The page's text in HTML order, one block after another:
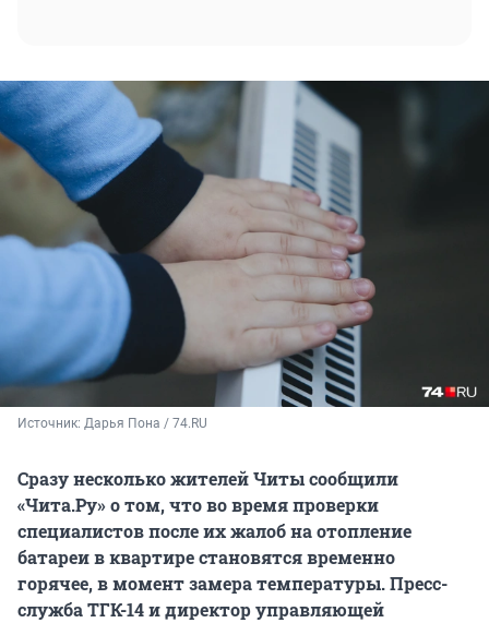
Источник: Дарья Пона / 74.RU
Сразу несколько жителей Читы сообщили
«Чита.Ру» о том, что во время проверки
специалистов после их жалоб на отопление
батареи в квартире становятся временно
горячее, в момент замера температуры. Пресс-
служба ТГК-14 и директор управляющей